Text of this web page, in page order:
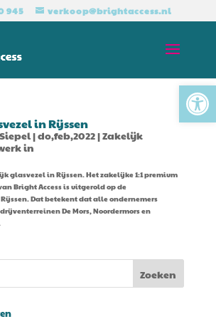
945 verkoop@brightaccess.nl
in Rijssen
|do,feb,2022|Zakelijk
in
glasvezel in Rijssen. Het zakelijke 1:1 premium
Bright Access is uitgerold op de
Dat betekent dat alle ondernemers
De Mors, Noordermors en